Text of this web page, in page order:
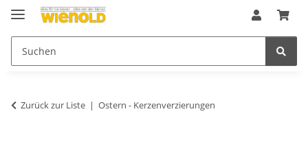
Zurück zur Liste Ostern - Kerzenverzierungen